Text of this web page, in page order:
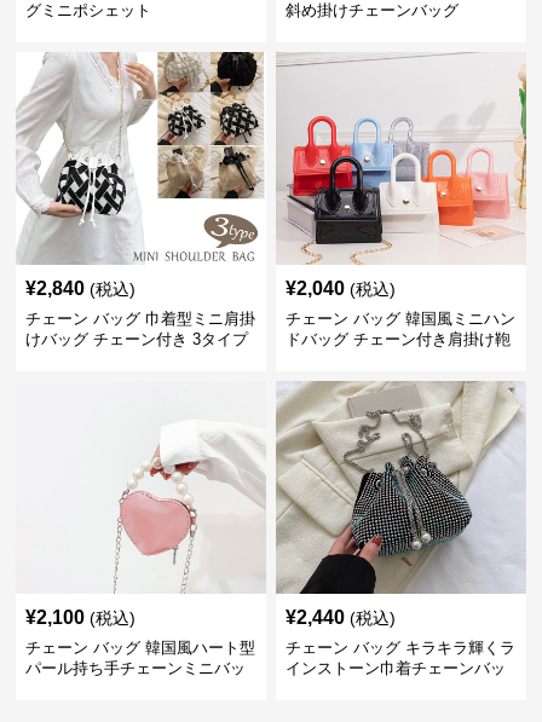
グミニポシェット
斜め掛けチェーンバッグ
¥2,840 (税込)
チェーン バッグ 巾着型ミニ肩掛
けバッグ チェーン付き 3タイプ
¥2,040 (税込)
チェーン バッグ 韓国風ミニハン
ドバッグ チェーン付き肩掛け鞄
¥2,100 (税込)
チェーン バッグ 韓国風ハート型
パール持ち手チェーンミニバッ
¥2,440 (税込)
チェーン バッグ キラキラ輝くラ
インストーン巾着チェーンバッ